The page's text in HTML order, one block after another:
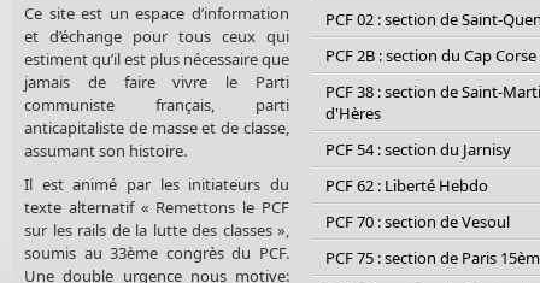
Ce site est un espace d’information
et d’échange pour tous ceux qui
estiment qu’il est plus nécessaire que
jamais de faire vivre le Parti
communiste français, parti
anticapitaliste de masse et de classe,
assumant son histoire.
Il est animé par les initiateurs du
texte alternatif « Remettons le PCF
sur les rails de la lutte des classes »,
soumis au 33ème congrès du PCF.
Une double urgence nous motive:
PCF 02 : section de Saint-
PCF 2B : section du Cap Corse
PCF 38 : section de Saint-
d'Hères
PCF 54 : section du Jarnisy
PCF 62 : Liberté Hebdo
PCF 70 : section de Vesoul
PCF 75 : section de Paris